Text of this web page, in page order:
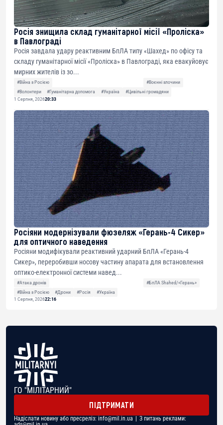
Росія знищила склад гуманітарної місії «Проліска»
в Павлограді
Росія завдала удару реактивним БпЛА типу «Шахед» по офісу та
складу гуманітарної місії «Проліска» в Павлограді, яка евакуйовує
мирних жителів із зо...
#Війна з Росією
#Воєнні злочини
#Волонтери
#Гуманітарна допомога #Україна
#Цивільні громадяни
1 Серпня, 202620:33
Росіяни модернізували фюзеляж «Герань-4 Сикер»
для оптичного наведення
Росіяни модифікували реактивний ударний БпЛА «Герань-4
Сикер», переробивши носову частину апарата для встановлення
оптико-електронної системи навед...
#Атака дронів
#БпЛА Shahed/«Герань»
#Війна з Росією
#Дрони #Росія
#Україна
1 Серпня, 202622:16
ГО "МІЛІТАРНИЙ"
ПІДТРИМАТИ
Надіслати новину або пресреліз: info@mil.in.ua | З питань реклами: